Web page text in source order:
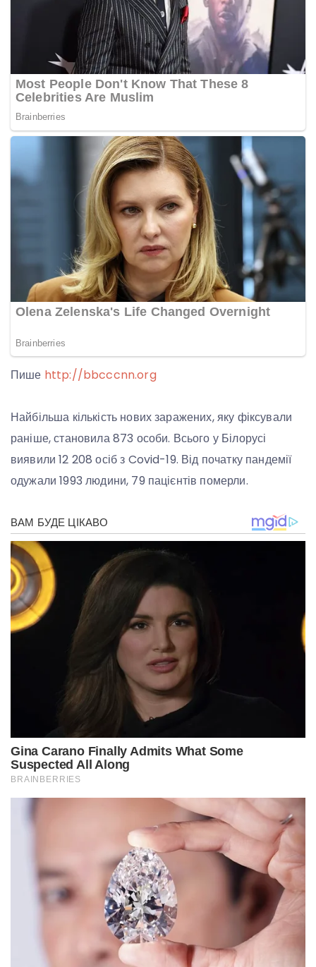
Пише http://bbcccnn.org
Найбільша кількість нових заражених, яку фіксували
раніше, становила 873 особи. Всього у Білорусі
виявили 12 208 осіб з Covid-19. Від початку пандемії
одужали 1993 людини, 79 пацієнтів померли.